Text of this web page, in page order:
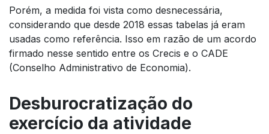
Porém, a medida foi vista como desnecessária,
considerando que desde 2018 essas tabelas já eram
usadas como referência. Isso em razão de um acordo
firmado nesse sentido entre os Crecis e o CADE
(Conselho Administrativo de Economia).
Desburocratização do
exercício da atividade